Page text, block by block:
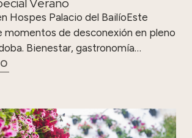
Verano
Hospes Palacio del BailíoEste
momentos de desconexión en pleno
Bienestar, gastronomía…